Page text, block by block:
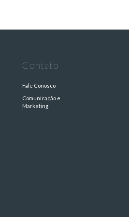
Contato
Fale Conosco
Comunicação e
Marketing